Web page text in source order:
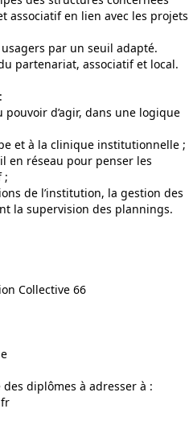
en lien avec les projets
usagers par un seuil adapté.
partenariat, associatif et local.
d’agir, dans une logique
et à la clinique institutionnelle ;
en réseau pour penser les
;
de l’institution, la gestion des
la supervision des plannings.
Collective 66
diplômes à adresser à :